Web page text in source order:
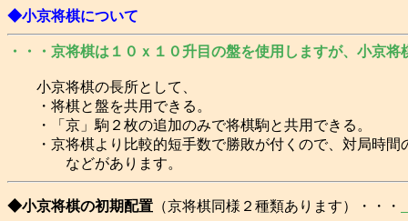
◆小京将棋について
・・・京将棋は１０ｘ１０升目の盤を使用しますが、小京
小京将棋の長所として、
・将棋と盤を共用できる。
・「京」駒２枚の追加のみで将棋駒と共用できる。
・京将棋より比較的短手数で勝敗が付くので、対局時間
などがあります。
◆小京将棋の初期配置 （京将棋同様２種類あります）・・・